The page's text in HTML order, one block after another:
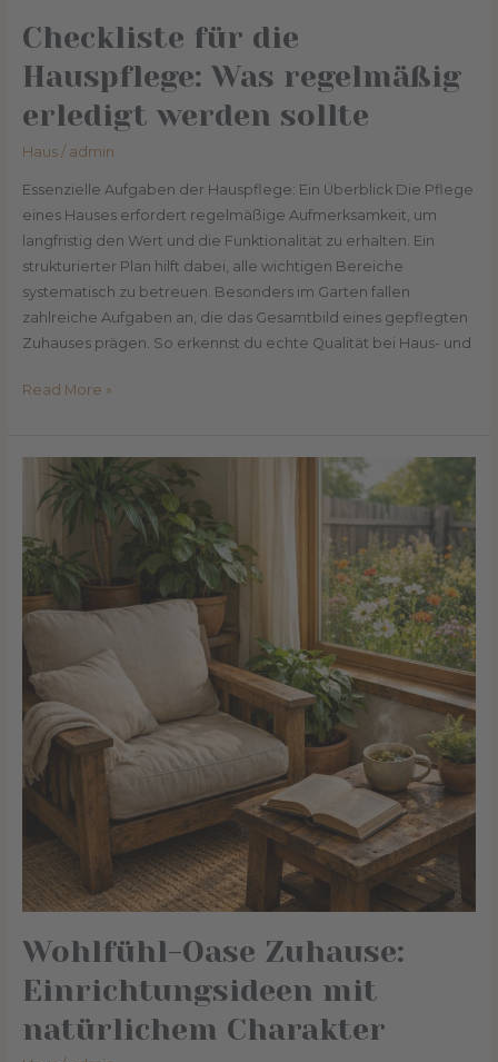
Checkliste für die
Hauspflege: Was regelmäßig
erledigt werden sollte
Haus/ admin
Essenzielle Aufgaben der Hauspflege: Ein Überblick Die Pflege
eines Hauses erfordert regelmäßige Aufmerksamkeit, um
langfristig den Wert und die Funktionalität zu erhalten. Ein
strukturierter Plan hilft dabei, alle wichtigen Bereiche
systematisch zu betreuen. Besonders im Garten fallen
zahlreiche Aufgaben an, die das Gesamtbild eines gepflegten
Zuhauses prägen. So erkennst du echte Qualität bei Haus- und
Read More »
Wohlfühl-Oase Zuhause:
Einrichtungsideen mit
natürlichem Charakter
Wohlfühl-
Oase
Zuhause:
Einrichtungsideen
mit
natürlichem
Charakter